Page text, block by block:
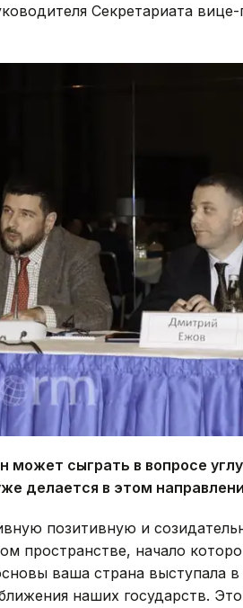
Секретариата
может сыграть в вопросе
делается в этом
позитивную и
пространстве, начало
ваша страна выступала в
наших государств.